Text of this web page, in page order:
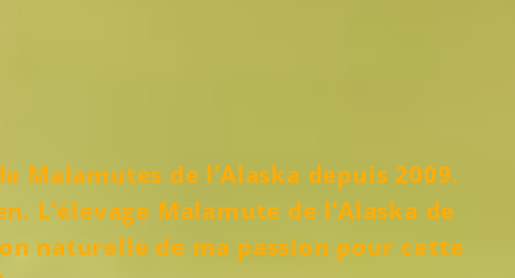
Malamutes de l’Alaska depuis 2009.
L’élevage Malamute de l’Alaska de
naturelle de ma passion pour cette